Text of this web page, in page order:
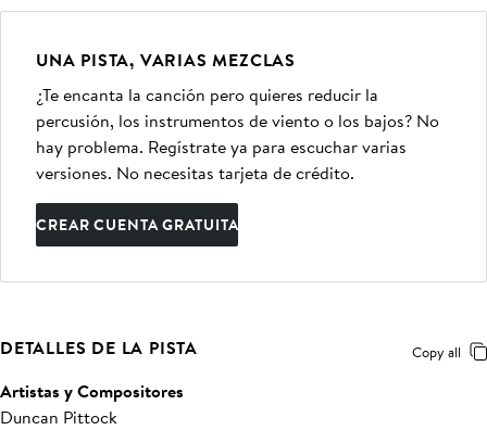
UNA PISTA, VARIAS MEZCLAS
¿Te encanta la canción pero quieres reducir la
percusión, los instrumentos de viento o los bajos? No
hay problema. Regístrate ya para escuchar varias
versiones. No necesitas tarjeta de crédito.
CREAR CUENTA GRATUITA
DETALLES DE LA PISTA Copy all
Artistas y Compositores
Duncan Pittock